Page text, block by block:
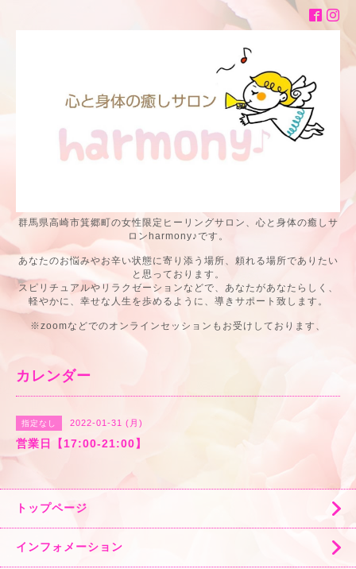
群馬県高崎市箕郷町の女性限定ヒーリングサロン、心と身体の癒しサ
ロンharmony♪です。
あなたのお悩みやお辛い状態に寄り添う場所、頼れる場所でありたい
と思っております。
スピリチュアルやリラクゼーションなどで、あなたがあなたらしく、
軽やかに、幸せな人生を歩めるように、導きサポート致します。
※zoomなどでのオンラインセッションもお受けしております、
カレンダー
指定なし 2022-01-31 (月)
営業日【17:00-21:00】
トップページ
インフォメーション